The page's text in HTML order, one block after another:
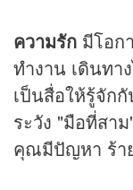
ความรัก มีโอก
ทำงาน เดินทา
เป็นสื่อให้รู้จัก
ระวัง "มือที่สา
คุณมีปัญหา ร้า